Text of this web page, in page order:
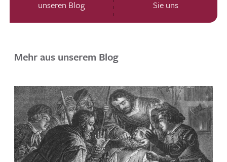
unseren Blog
Sie uns
Mehr aus unserem Blog